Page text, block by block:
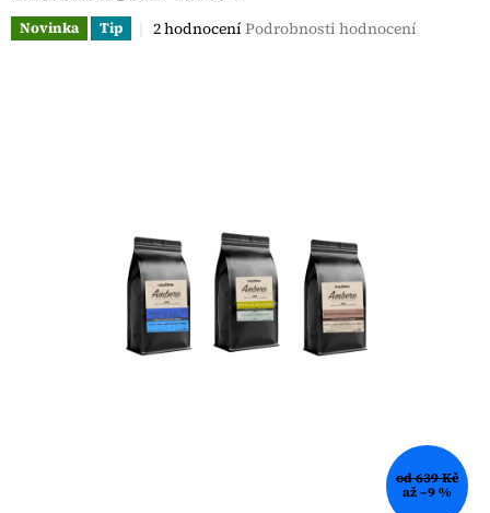
Novinka Tip
Průměrné
2 hodnocení Podrobnosti hodnocení
od 639 Kč
až –9 %